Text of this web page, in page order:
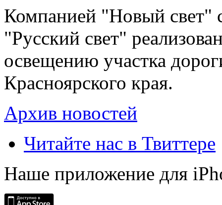
Компанией "Новый свет"
"Русский свет"
освещению участка
Красноярского края.
Архив новостей
Читайте нас в Твиттере
Наше приложение для